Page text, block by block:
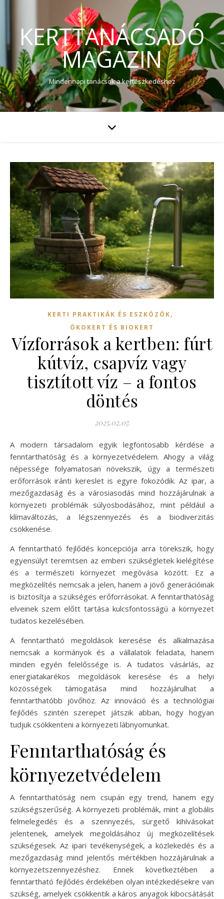
KERTTANÁCSADÓ
MAGAZIN
Mindennapi tanácsok a kertészkedéshez
KERTI PRAKTIKÁK ÉS ESZKÖZÖK,
ÖKOKERT ÉS BIOKERT
Vízforrások a kertben: fúrt
kútvíz, csapvíz vagy
tisztított víz – a fontos
döntés
2025.02.07.
A modern társadalom egyik legfontosabb kérdése a
fenntarthatóság és a környezetvédelem. Ahogy a világ
népessége folyamatosan növekszik, úgy a természeti
erőforrások iránti kereslet is egyre fokozódik. Az ipar, a
mezőgazdaság és a városiasodás mind hozzájárulnak a
környezeti problémák súlyosbodásához, mint például a
klímaváltozás, a légszennyezés és a biodiverzitás
csökkenése.
A fenntartható fejlődés koncepciója arra törekszik, hogy
egyensúlyt teremtsen az emberi szükségletek kielégítése
és a természeti környezet megóvása között. Ez a
megközelítés nemcsak a jelen, hanem a jövő generációinak
is biztosítja a szükséges erőforrásokat. A fenntarthatóság
elveinek szem előtt tartása kulcsfontosságú a környezet
tudatos kezelésében.
A fenntartható megoldások keresése és alkalmazása
nemcsak a kormányok és a vállalatok feladata, hanem
minden egyén felelőssége is. A tudatos vásárlás, az
energiatakarékos megoldások keresése és a helyi
közösségek támogatása mind hozzájárulhat a
fenntarthatóbb jövőhöz. Az innováció és a technológiai
fejlődés szintén szerepet játszik abban, hogy hogyan
tudjuk csökkenteni a környezeti lábnyomunkat.
Fenntarthatóság és
környezetvédelem
A fenntarthatóság nem csupán egy trend, hanem egy
szükségszerűség. A környezeti problémák, mint a globális
felmelegedés és a szennyezés, sürgető kihívásokat
jelentenek, amelyek megoldásához új megközelítések
szükségesek. Az ipari tevékenységek, a közlekedés és a
mezőgazdaság mind jelentős mértékben hozzájárulnak a
környezetszennyezéshez. Ennek következtében a
fenntartható fejlődés érdekében olyan intézkedésekre van
szükség, amelyek csökkentik a káros anyagok kibocsátását